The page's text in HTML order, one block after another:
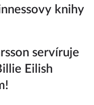
knihy
servíruje
Eilish